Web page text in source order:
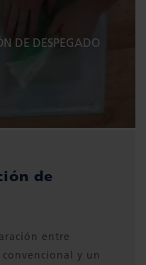
DE DESPEGADO
de
entre
y un